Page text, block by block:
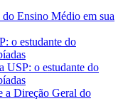
Ensino Médio em sua
USP: o estudante do